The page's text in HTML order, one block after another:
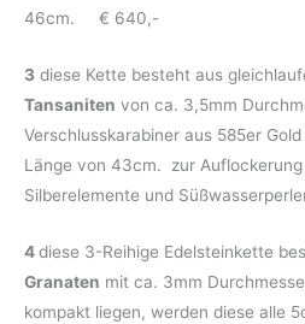
46cm. € 640,-
3 diese Kette besteht aus
Tansaniten von ca. 3,5mm
Verschlusskarabiner aus 585er
Länge von 43cm. zur
Silberelemente und
4diese 3-Reihige Edelsteinkette
Granaten mit ca. 3mm
kompakt liegen, werden diese alle